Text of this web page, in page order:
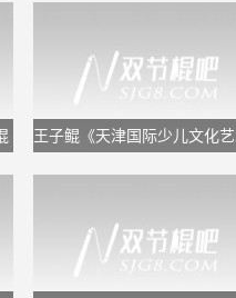
王子鲲《天津国际少儿文化